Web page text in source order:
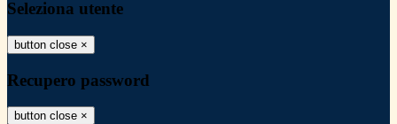
Seleziona utente
button close ×
Recupero password
button close ×